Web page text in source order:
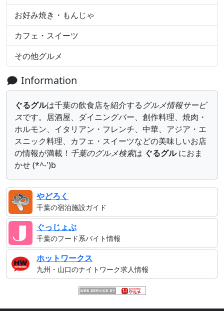
お好み焼き・もんじゃ
カフェ・スイーツ
その他グルメ
Information
ぐるグルは千葉の飲食店を紹介する グルメ情報サービ
スです。居酒屋、ダイニングバー、創作料理、焼肉・
ホルモン、イタリアン・フレンチ、中華、アジア・エ
スニック料理、カフェ・スイーツなどの美味しいお店
の情報が満載！ 千葉のグルメ検索は ぐるグルにおま
かせ (*^-')b
やどろく
千葉の宿泊施設ガイド
ぐっじょぶ
千葉のフード系バイト情報
ホットワークス
九州・山口のナイトワーク求人情報